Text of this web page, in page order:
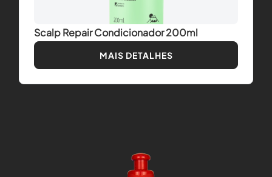
Scalp Repair Condicionador 200ml
MAIS DETALHES